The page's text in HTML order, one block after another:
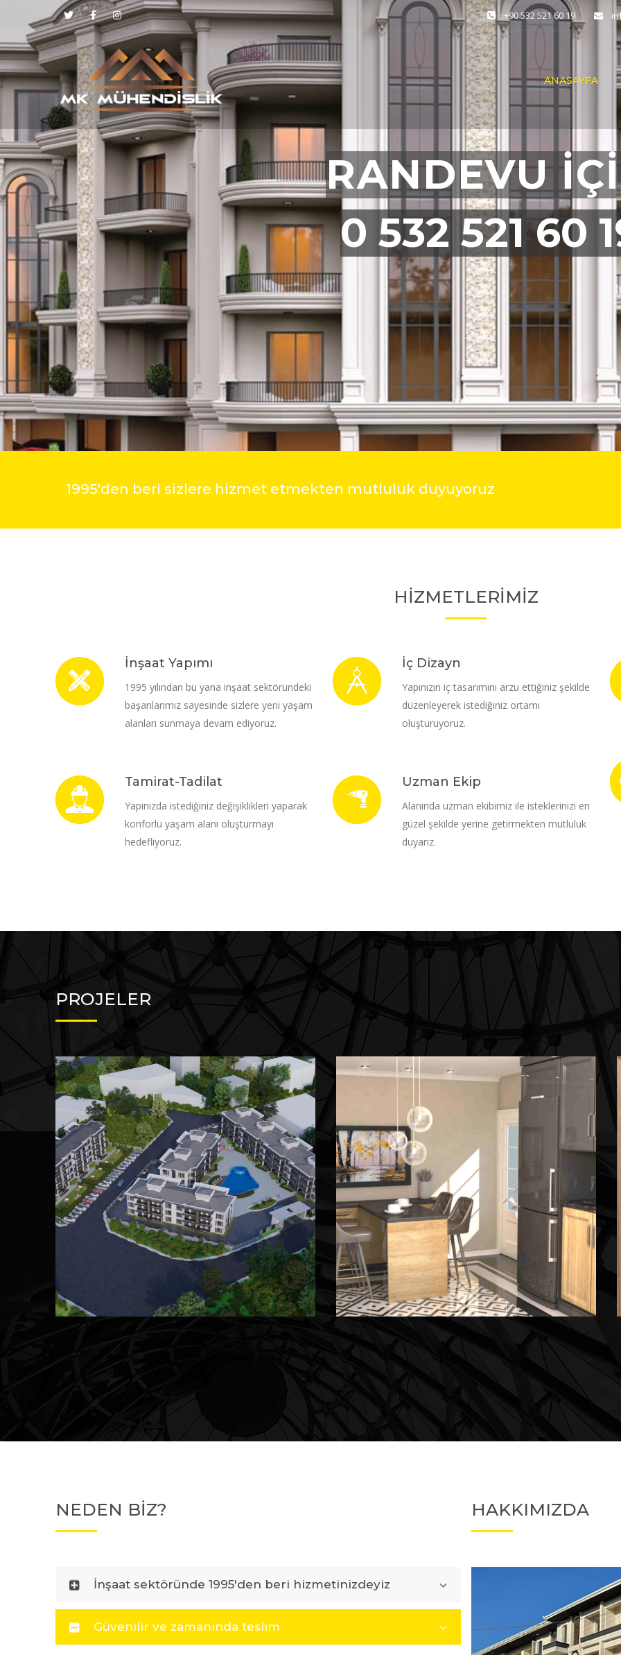
+90 532 521 60 19
ANASAYFA
RANDEVU
0 532 521 60
1995'den beri sizlere hizmet etmekten mutluluk duyuyoruz
HİZMETLERİMİZ
İnşaat Yapımı
1995 yılından bu yana inşaat sektöründeki
başarılarımız sayesinde sizlere yeni yaşam
alanları sunmaya devam ediyoruz.
Tamirat-Tadilat
Yapınızda istediğiniz değişiklikleri yaparak
konforlu yaşam alanı oluşturmayı
hedefliyoruz.
İç Dizayn
Yapınızın iç tasarımını arzu ettiğiniz şekilde
düzenleyerek istediğiniz ortamı
oluşturuyoruz.
Uzman Ekip
Alanında uzman ekibimiz ile isteklerinizi en
güzel şekilde yerine getirmekten mutluluk
duyarız.
PROJELER
MK Sare Evleri Devam Eden Proje 2
Devam Eden
NEDEN BİZ?
İnşaat sektöründe 1995'den beri hizmetinizdeyiz
Güvenilir ve zamanında teslim
HAKKIMIZDA